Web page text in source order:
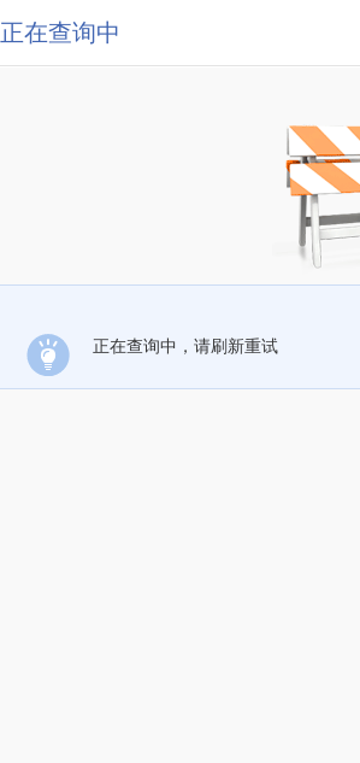
正在查询中
正在查询中，请刷新重试